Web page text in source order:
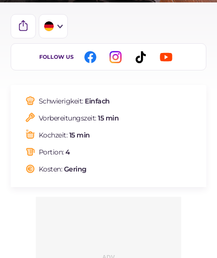
IT
ES
BR
NL
FOLLOW US
Schwierigkeit: Einfach
Vorbereitungszeit:15 min
Kochzeit:15 min
Portion:4
Kosten:Gering